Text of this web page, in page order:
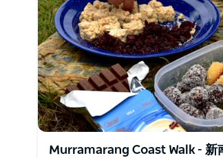
Murramarang Coast Walk - 新